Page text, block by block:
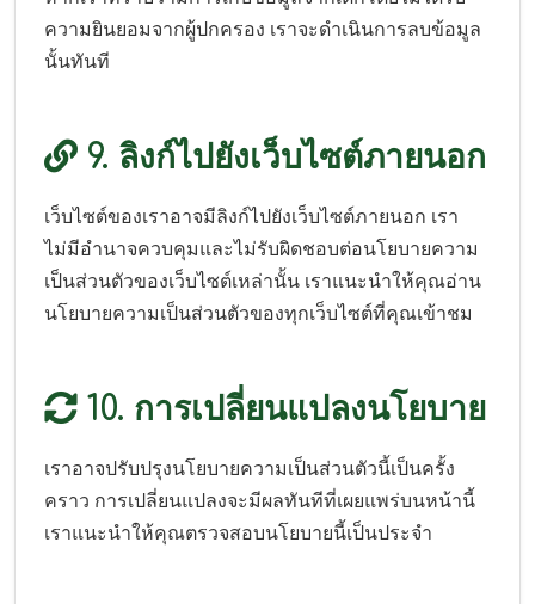
ความยินยอมจากผู้ปกครอง เราจะดำเนินการลบข้อมูล
นั้นทันที
9. ลิงก์ไปยังเว็บไซต์ภายนอก
เว็บไซต์ของเราอาจมีลิงก์ไปยังเว็บไซต์ภายนอก เรา
ไม่มีอำนาจควบคุมและไม่รับผิดชอบต่อนโยบายความ
เป็นส่วนตัวของเว็บไซต์เหล่านั้น เราแนะนำให้คุณอ่าน
นโยบายความเป็นส่วนตัวของทุกเว็บไซต์ที่คุณเข้าชม
10. การเปลี่ยนแปลงนโยบาย
เราอาจปรับปรุงนโยบายความเป็นส่วนตัวนี้เป็นครั้ง
คราว การเปลี่ยนแปลงจะมีผลทันทีที่เผยแพร่บนหน้านี้
เราแนะนำให้คุณตรวจสอบนโยบายนี้เป็นประจำ